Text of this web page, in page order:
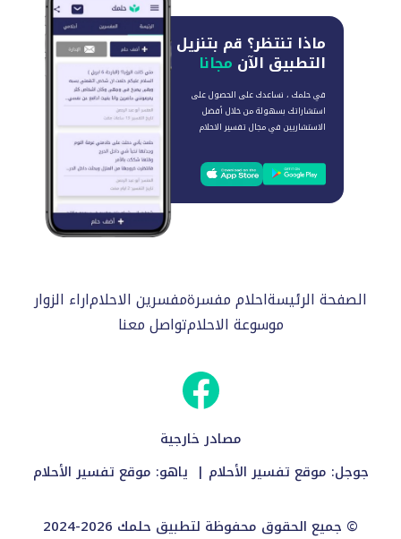
ماذا تنتظر؟ قم بتنزيل
التطبيق الآن مجانا
في حلمك ، نساعدك على الحصول على
استشاراتك بسهولة من خلال أفضل
الاستشاريين في مجال تفسير الاحلام
الصفحة الرئيسةاحلام مفسرةمفسرين الاحلاماراء الزوار
موسوعة الاحلامتواصل معنا
مصادر خارجية
جوجل: موقع تفسير الأحلام | ياهو: موقع تفسير الأحلام
2024-2026 جميع الحقوق محفوظة لتطبيق حلمك ©